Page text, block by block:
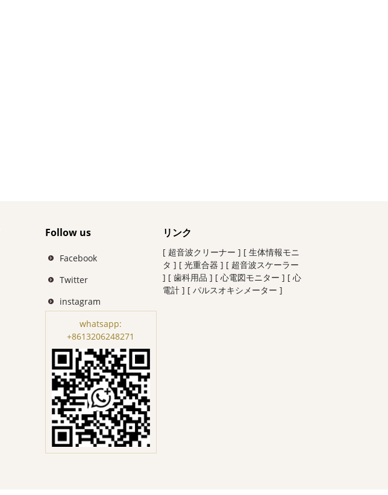
Follow us
Facebook
Twitter
instagram
whatsapp:
+8613206248271
リンク
[ 超音波クリーナー ] [ 生体情報モニ
タ ] [ 光重合器 ] [ 超音波スケーラー
] [ 歯科用品 ] [ 心電図モニター ] [ 心
電計 ] [ パルスオキシメーター ]